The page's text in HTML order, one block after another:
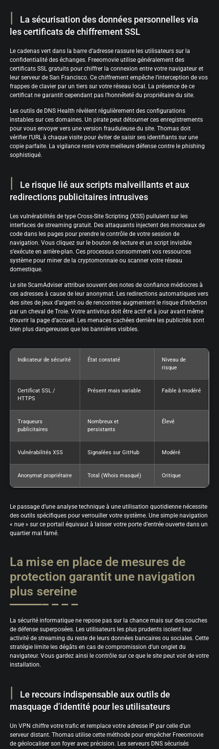
La sécurisation des données personnelles via
les certificats de chiffrement SSL
Le cadenas vert dans la barre d’adresse rassure les utilisateurs sur la
confidentialité des échanges. Freeomovie utilise généralement des
certificats SSL gratuits pour chiffrer la connexion entre votre navigateur et
leur serveur de San Francisco. Ce chiffrement empêche l’interception de vos
frappes de clavier par un tiers sur votre réseau local. La présence de ce
certificat ne garantit cependant pas l’honnêteté du propriétaire du site.
Les outils de DNS Health révèlent régulièrement des configurations
instables sur ces domaines. Un pirate peut détourner ces enregistrements
pour vous envoyer vers une version frauduleuse du site. Thomas doit
vérifier l’URL à chaque visite pour éviter de saisir ses identifiants sur une
copie parfaite. La vigilance reste votre meilleure défense contre le phishing
sophistiqué.
Le risque lié aux scripts malveillants et aux
redirections publicitaires intrusives
Les vulnérabilités de type Cross-Site Scripting (XSS) pullulent sur les
interfaces de streaming gratuit. Des attaquants injectent des morceaux de
code dans les pages pour prendre le contrôle de votre session de
navigation. Vous cliquez sur le bouton de lecture et un script invisible
s’exécute en arrière-plan. Ces processus consomment vos ressources
système pour miner de la cryptomonnaie ou scanner votre réseau
domestique.
Le site ScamAdviser attribue souvent des notes de confiance médiocres à
ces adresses à cause de leur anonymat. Les redirections automatiques vers
des sites de jeux d’argent ou de rencontres augmentent le risque d’infection
par un cheval de Troie. Votre antivirus doit être actif et à jour avant même
d’ouvrir la page d’accueil. Les menaces cachées derrière les publicités sont
bien plus dangereuses que les bannières visibles.
Indicateur de sécurité État constaté
Niveau de
risque
Certificat SSL /
HTTPS
Présent mais variable Faible à modéré
Traqueurs
publicitaires
Nombreux et
persistants
Élevé
Vulnérabilités XSS Signalées sur GitHub Modéré
Anonymat propriétaire Total (Whois masqué) Critique
Le passage d’une analyse technique à une utilisation quotidienne nécessite
des outils spécifiques pour verrouiller votre système. Une simple navigation
« nue » sur ce portail équivaut à laisser votre porte d’entrée ouverte dans un
quartier mal famé.
La mise en place de mesures de
protection garantit une navigation
plus sereine
La sécurité informatique ne repose pas sur la chance mais sur des couches
de défense superposées. Les utilisateurs les plus prudents isolent leur
activité de streaming du reste de leurs données bancaires ou sociales. Cette
stratégie limite les dégâts en cas de compromission d’un onglet du
navigateur. Vous gardez ainsi le contrôle sur ce que le site peut voir de votre
installation.
Le recours indispensable aux outils de
masquage d’identité pour les utilisateurs
Un VPN chiffre votre trafic et remplace votre adresse IP par celle d’un
serveur distant. Thomas utilise cette méthode pour empêcher Freeomovie
de géolocaliser son foyer avec précision. Les serveurs DNS sécurisés